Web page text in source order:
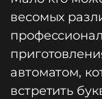
весомых
автоматом,
встретить